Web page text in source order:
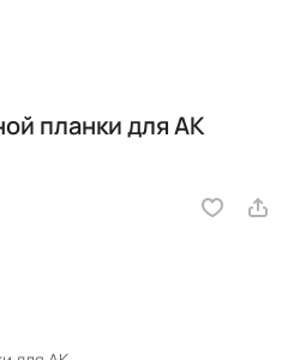
планки для АК